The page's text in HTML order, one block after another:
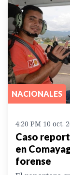
NACIONALES
4:20 PM 10 oct.
Caso
en
forense